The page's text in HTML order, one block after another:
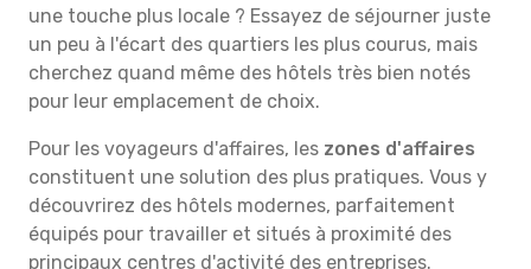
une touche plus locale ? Essayez de séjourner juste
un peu à l'écart des quartiers les plus courus, mais
cherchez quand même des hôtels très bien notés
pour leur emplacement de choix.
Pour les voyageurs d'affaires, les zones d'affaires
constituent une solution des plus pratiques. Vous y
découvrirez des hôtels modernes, parfaitement
équipés pour travailler et situés à proximité des
principaux centres d'activité des entreprises.